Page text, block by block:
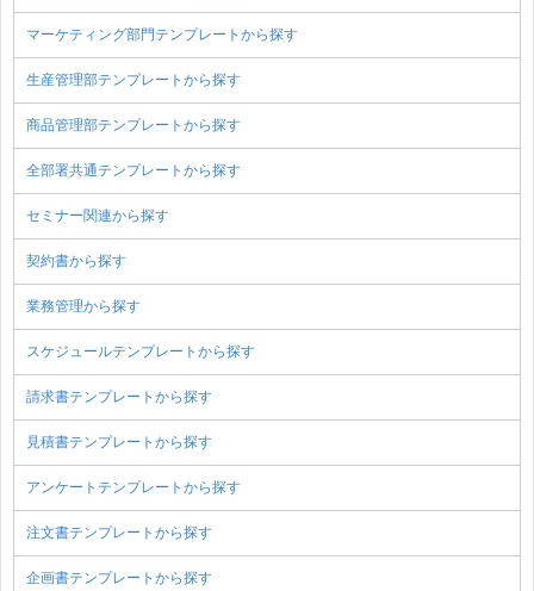
マーケティング部門テンプレートから探す
生産管理部テンプレートから探す
商品管理部テンプレートから探す
全部署共通テンプレートから探す
セミナー関連から探す
契約書から探す
業務管理から探す
スケジュールテンプレートから探す
請求書テンプレートから探す
見積書テンプレートから探す
アンケートテンプレートから探す
注文書テンプレートから探す
企画書テンプレートから探す